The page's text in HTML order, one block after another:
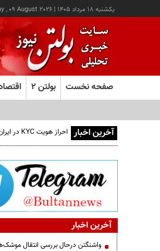
يکشنبه ۱۸ مرداد ۱۴۰۵ |
, 09 August 2026
صفحه نخست بولتن ۲
آخرین اخبار احراز هویت KYC در ایران وارد مرحله تازه ای شد
آخرین اخبار
واشنگتن درحال بررسی انتقال